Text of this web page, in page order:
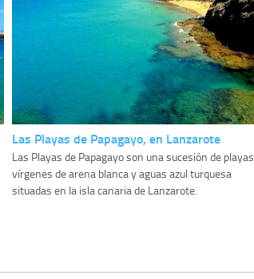
Las Playas de Papagayo, en Lanzarote
Las Playas de Papagayo son una sucesión de playas
vírgenes de arena blanca y aguas azul turquesa
situadas en la isla canaria de Lanzarote.